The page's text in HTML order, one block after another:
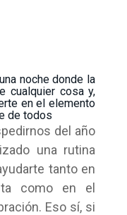
noche donde la
cualquier cosa y,
en el elemento
de todos
del año
una rutina
tanto en
como en el
Eso sí, si